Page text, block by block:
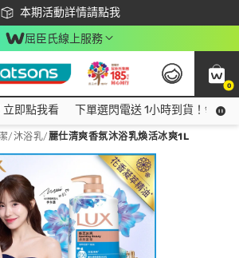
本期活動詳情請點我
下載app最高回饋$350
屈臣氏線上服務
0
點我看
即點我看 下單選閃電送 1小時到貨！領神
/沐浴乳/麗仕清爽香氛沐浴乳煥活冰爽1L